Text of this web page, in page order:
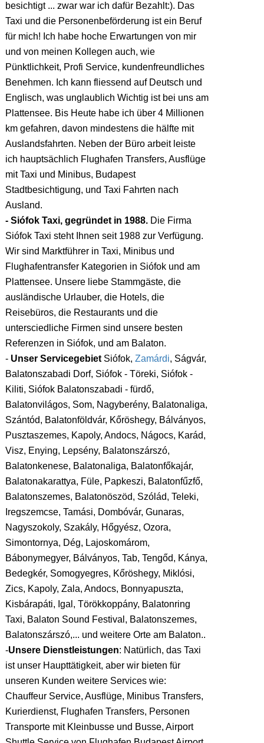
besichtigt ... zwar war ich dafür Bezahlt:). Das
Taxi und die Personenbeförderung ist ein Beruf
für mich! Ich habe hoche Erwartungen von mir
und von meinen Kollegen auch, wie
Pünktlichkeit, Profi Service, kundenfreundliches
Benehmen. Ich kann fliessend auf Deutsch und
Englisch, was unglaublich Wichtig ist bei uns am
Plattensee. Bis Heute habe ich über 4 Millionen
km gefahren, davon mindestens die hälfte mit
Auslandsfahrten. Neben der Büro arbeit leiste
ich hauptsächlich Flughafen Transfers, Ausflüge
mit Taxi und Minibus, Budapest
Stadtbesichtigung, und Taxi Fahrten nach
Ausland.
- Siófok Taxi, gegründet in 1988. Die Firma
Siófok Taxi steht Ihnen seit 1988 zur Verfügung.
Wir sind Marktführer in Taxi, Minibus und
Flughafentransfer Kategorien in Siófok und am
Plattensee. Unsere liebe Stammgäste, die
ausländische Urlauber, die Hotels, die
Reisebüros, die Restaurants und die
untersciedliche Firmen sind unsere besten
Referenzen in Siófok, und am Balaton.
- Unser Servicegebiet Siófok, Zamárdi, Ságvár,
Balatonszabadi Dorf, Siófok - Töreki, Siófok -
Kiliti, Siófok Balatonszabadi - fürdő,
Balatonvilágos, Som, Nagyberény, Balatonaliga,
Szántód, Balatonföldvár, Kőröshegy, Bálványos,
Pusztaszemes, Kapoly, Andocs, Nágocs, Karád,
Visz, Enying, Lepsény, Balatonszárszó,
Balatonkenese, Balatonaliga, Balatonfőkajár,
Balatonakarattya, Füle, Papkeszi, Balatonfűzfő,
Balatonszemes, Balatonöszöd, Szólád, Teleki,
Iregszemcse, Tamási, Dombóvár, Gunaras,
Nagyszokoly, Szakály, Hőgyész, Ozora,
Simontornya, Dég, Lajoskomárom,
Bábonymegyer, Bálványos, Tab, Tengőd, Kánya,
Bedegkér, Somogyegres, Kőröshegy, Miklósi,
Zics, Kapoly, Zala, Andocs, Bonnyapuszta,
Kisbárapáti, Igal, Törökkoppány, Balatonring
Taxi, Balaton Sound Festival, Balatonszemes,
Balatonszárszó,... und weitere Orte am Balaton..
-Unsere Dienstleistungen: Natürlich, das Taxi
ist unser Haupttätigkeit, aber wir bieten für
unseren Kunden weitere Services wie:
Chauffeur Service, Ausflüge, Minibus Transfers,
Kurierdienst, Flughafen Transfers, Personen
Transporte mit Kleinbusse und Busse, Airport